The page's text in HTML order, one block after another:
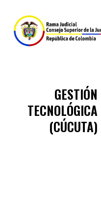
GESTIÓN
TECNOLÓGICA
(CÚCUTA)